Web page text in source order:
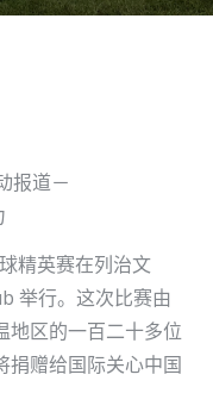
报道－
精英赛在列治文
举行。这次比赛由
地区的一百二十多位
捐赠给国际关心中国